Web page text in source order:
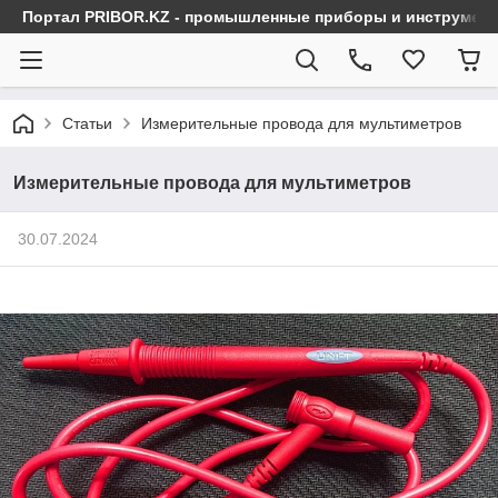
Портал PRIBOR.KZ - промышленные приборы и
Статьи Измерительные провода для мультиметров
Измерительные провода для мультиметров
30.07.2024